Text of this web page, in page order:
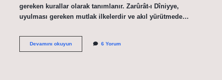
gereken kurallar olarak tanımlanır. Zarûrât-ı Dîniyye,
uyulması gereken mutlak ilkelerdir ve akıl yürütmede…
Devamını okuyunIktiza
6 Yorum